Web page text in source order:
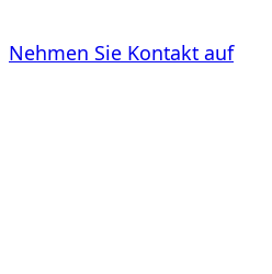
Nehmen Sie Kontakt auf